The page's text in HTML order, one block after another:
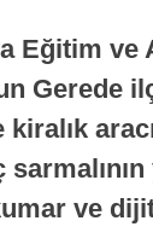
Eğitim ve
Gerede
kiralık
ve